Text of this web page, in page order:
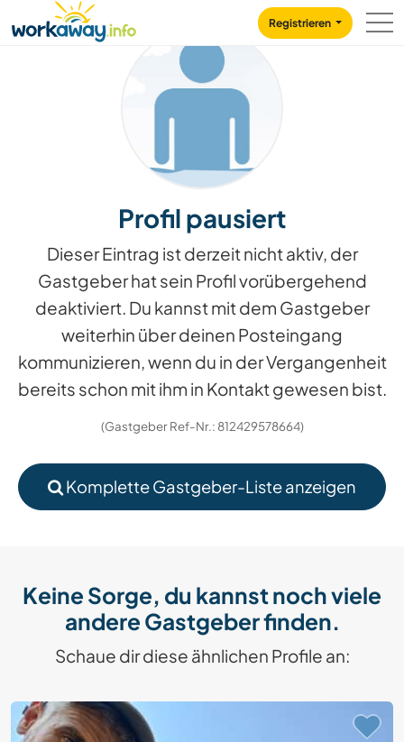
CONTENT
MAIN NAVIGATION
Registrieren
Profil pausiert
Dieser Eintrag ist derzeit nicht aktiv, der
Gastgeber hat sein Profil vorübergehend
deaktiviert. Du kannst mit dem Gastgeber
weiterhin über deinen Posteingang
kommunizieren, wenn du in der Vergangenheit
bereits schon mit ihm in Kontakt gewesen bist.
(Gastgeber Ref-Nr.: 812429578664)
Komplette Gastgeber-Liste anzeigen
Keine Sorge, du kannst noch viele
andere Gastgeber finden.
Schaue dir diese ähnlichen Profile an: